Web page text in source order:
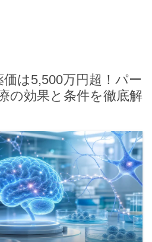
は5,500万円超！パー
の効果と条件を徹底解